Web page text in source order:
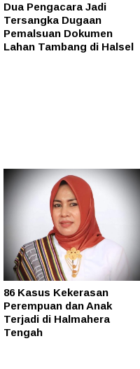
Dua Pengacara Jadi
Tersangka Dugaan
Pemalsuan Dokumen
Lahan Tambang di Halsel
86 Kasus Kekerasan
Perempuan dan Anak
Terjadi di Halmahera
Tengah